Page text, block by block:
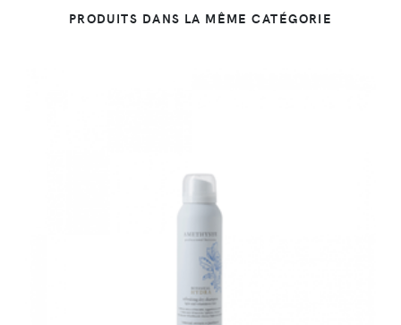
PRODUITS DANS LA MÊME CATÉGORIE
DÉTAILS